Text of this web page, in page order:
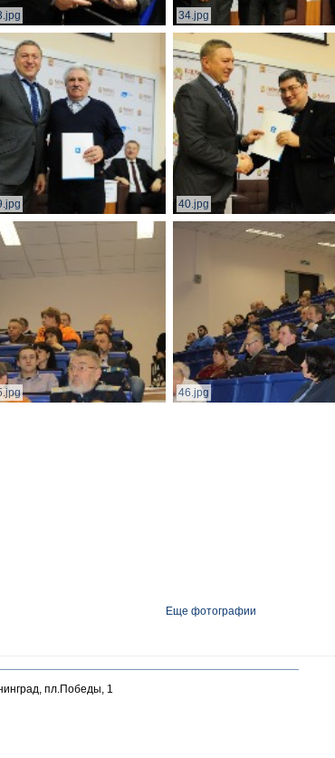
34.jpg
40.jpg
46.jpg
Еще фотографии
пл.Победы, 1